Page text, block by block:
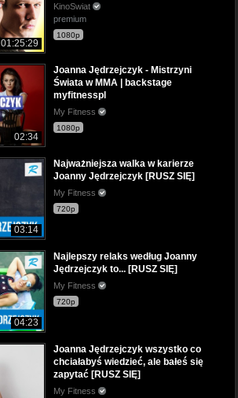
01:25:29
KinoSwiat
premium
1080p
02:34
Joanna Jędrzejczyk - Mistrzyni
Świata w MMA | backstage
myfitnesspl
My Fitness
1080p
03:14
Najważniejsza walka w karierze
Joanny Jędrzejczyk [RUSZ SIĘ]
My Fitness
720p
04:23
Najlepszy relaks według Joanny
Jędrzejczyk to... [RUSZ SIĘ]
My Fitness
720p
Joanna Jędrzejczyk wszystko co
chciałabyś wiedzieć, ale bałeś się
zapytać [RUSZ SIĘ]
My Fitness